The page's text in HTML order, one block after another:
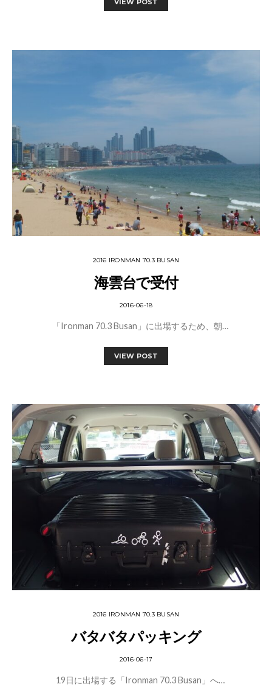
VIEW POST
2016 IRONMAN 70.3 BUSAN
海雲台で受付
2016-06-18
「Ironman 70.3 Busan」に出場するため、朝…
VIEW POST
2016 IRONMAN 70.3 BUSAN
バタバタパッキング
2016-06-17
19日に出場する「Ironman 70.3 Busan」へ…